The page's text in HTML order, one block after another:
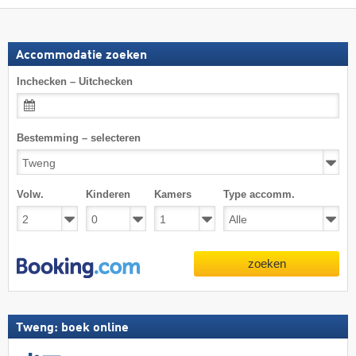
Accommodatie zoeken
Inchecken – Uitchecken
Bestemming – selecteren
Volw. Kinderen Kamers Type accomm.
zoeken
Tweng: boek online